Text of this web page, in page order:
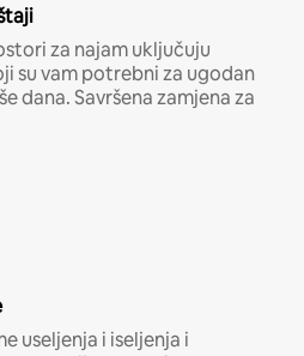
za najam uključuju
su vam potrebni za ugodan
dana. Savršena zamjena za
useljenja i iseljenja i